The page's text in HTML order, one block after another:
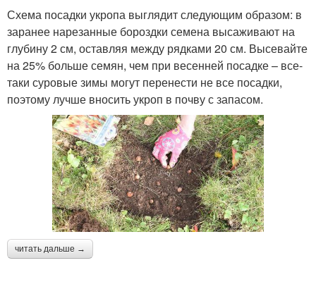
Схема посадки укропа выглядит следующим образом: в
заранее нарезанные бороздки семена высаживают на
глубину 2 см, оставляя между рядками 20 см. Высевайте
на 25% больше семян, чем при весенней посадке – все-
таки суровые зимы могут перенести не все посадки,
поэтому лучше вносить укроп в почву с запасом.
читать дальше →